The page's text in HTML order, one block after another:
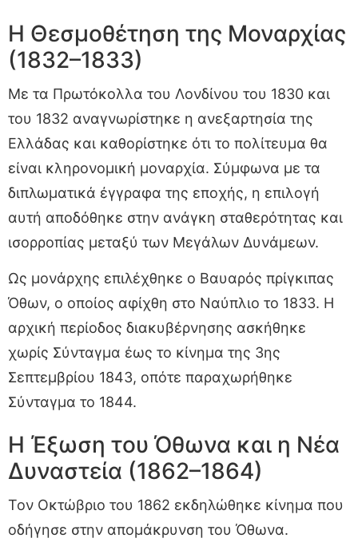
Η Θεσμοθέτηση της Μοναρχίας
(1832–1833)
Με τα Πρωτόκολλα του Λονδίνου του 1830 και
του 1832 αναγνωρίστηκε η ανεξαρτησία της
Ελλάδας και καθορίστηκε ότι το πολίτευμα θα
είναι κληρονομική μοναρχία. Σύμφωνα με τα
διπλωματικά έγγραφα της εποχής, η επιλογή
αυτή αποδόθηκε στην ανάγκη σταθερότητας και
ισορροπίας μεταξύ των Μεγάλων Δυνάμεων.
Ως μονάρχης επιλέχθηκε ο Βαυαρός πρίγκιπας
Όθων, ο οποίος αφίχθη στο Ναύπλιο το 1833. Η
αρχική περίοδος διακυβέρνησης ασκήθηκε
χωρίς Σύνταγμα έως το κίνημα της 3ης
Σεπτεμβρίου 1843, οπότε παραχωρήθηκε
Σύνταγμα το 1844.
Η Έξωση του Όθωνα και η Νέα
Δυναστεία (1862–1864)
Τον Οκτώβριο του 1862 εκδηλώθηκε κίνημα που
οδήγησε στην απομάκρυνση του Όθωνα.